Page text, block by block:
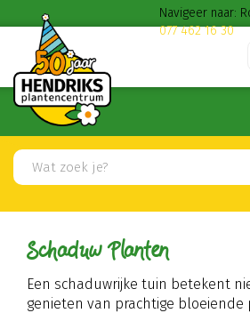
a
a
Navigeer naar:
077 462 16 30
Schaduw Planten
Een schaduwrijke tuin betekent
genieten van prachtige bloeiende